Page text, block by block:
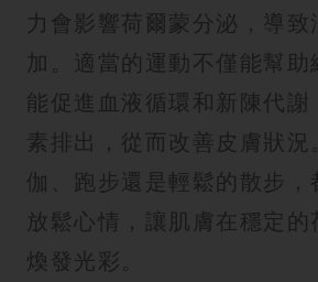
力會影響荷爾蒙分泌，導致
加。適當的運動不僅能幫助
能促進血液循環和新陳代謝
素排出，從而改善皮膚狀況
伽、跑步還是輕鬆的散步，
放鬆心情，讓肌膚在穩定的
煥發光彩。